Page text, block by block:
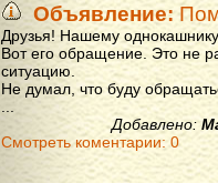
Объявление:
Друзья! Нашему
Вот его обращение. Это не
ситуацию.
Не думал, что буду
Добавлено:
Смотреть коментарии: 0